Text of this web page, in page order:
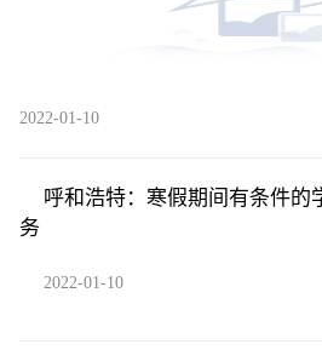
2022-01-10
呼和浩特：寒假期间有条件的
务
2022-01-10